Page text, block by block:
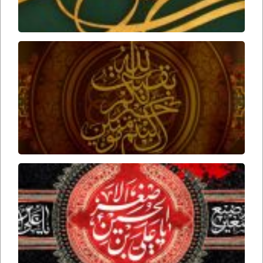
فداه
عوامل
زمان
ارواحنا
فداه
برخورد
حسین
علیه
السلام
با علی
اصغر
علیه